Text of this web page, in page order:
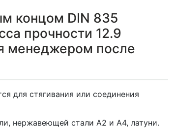
концом DIN 835
прочности 12.9
менеджером после
для стягивания или соединения
нержавеющей стали А2 и А4, латуни.